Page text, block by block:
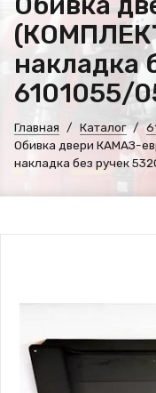
накладка
6101055/
Главная Каталог
Обивка двери КАМАЗ-
накладка без ручек